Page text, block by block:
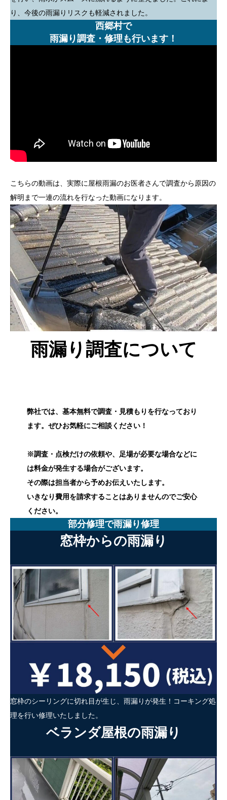
り、今後の雨漏りリスクも軽減されました。
西郷村で
雨漏り調査・修理も行います！
こちらの動画は、実際に屋根雨漏のお医者さんで調査から原因の
解明まで一連の流れを行なった動画になります。
雨漏り調査について
弊社では、基本無料で調査・見積もりを行なっており
ます。ぜひお気軽にご相談ください！
※調査・点検だけの依頼や、足場が必要な場合などに
は料金が発生する場合がございます。
その際は担当者から予めお伝えいたします。
いきなり費用を請求することはありませんのでご安心
ください。
部分修理で雨漏り修理
窓枠からの雨漏り
窓枠のシーリングに切れ目が生じ、雨漏りが発生！コーキング処
理を行い修理いたしました。
ベランダ屋根の雨漏り